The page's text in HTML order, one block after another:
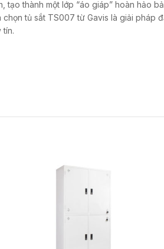
thành một lớp “áo giáp” hoàn hảo
tủ sắt TS007 từ Gavis là giải pháp
tín.